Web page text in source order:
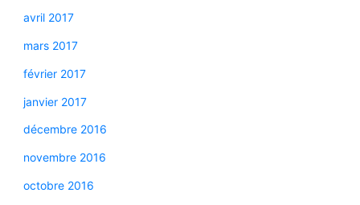
avril 2017
mars 2017
février 2017
janvier 2017
décembre 2016
novembre 2016
octobre 2016